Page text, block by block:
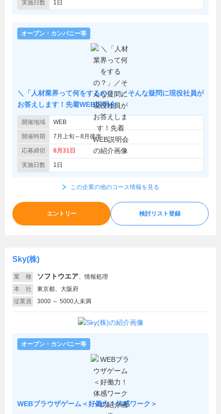
実施日数 1日
オープン・カンパニー等
＼「人材業界って何をするの？」／そんな疑問に現役社員が
お答えします！先着WEB説明会
開催地域 WEB
開催時期 7月上旬～8月後半
応募締切 8月31日
実施日数 1日
この企業の他のコース情報を見る
エントリー 検討リスト登録
Sky(株)
業 種 ソフトウエア、情報処理
本 社
東京都、大阪府
従業員
3000 ～ 5000人未満
オープン・カンパニー等
WEBブラウザゲーム＜好働力！体感ワーク＞